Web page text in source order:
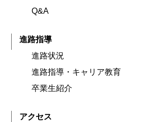
Q&A
進路指導
進路状況
進路指導・キャリア教育
卒業生紹介
アクセス